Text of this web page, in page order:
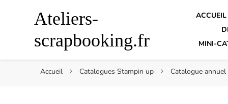
Ateliers-
scrapbooking.fr
ACCUEIL
MINI-
Accueil Catalogues Stampin up Catalogue annuel